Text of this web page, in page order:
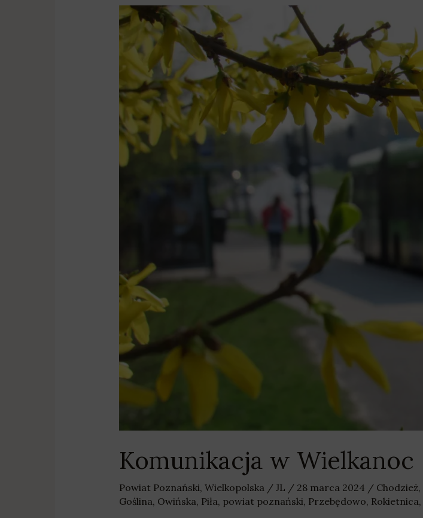
Komunikacja w Wielkanoc
Powiat Poznański, Wielkopolska / JL / 28 marca 2024 / Chodzież,
Goślina, Owińska, Piła, powiat poznański, Przebędowo, Rokietnica,
Komunikacja
w
Wielkanoc